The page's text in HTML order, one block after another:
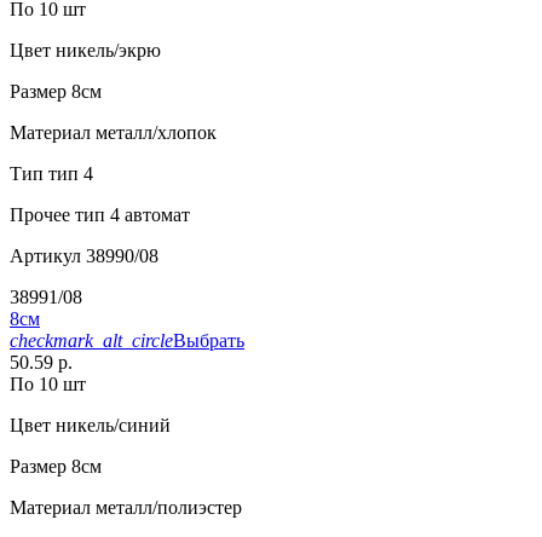
По 10 шт
Цвет никель/экрю
Размер 8см
Материал металл/хлопок
Тип тип 4
Прочее тип 4 автомат
Артикул 38990/08
38991/08
8см
checkmark_alt_circleВыбрать
50.59 р.
По 10 шт
Цвет никель/синий
Размер 8см
Материал металл/полиэстер